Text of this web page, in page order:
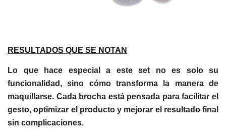
RESULTADOS QUE SE NOTAN
Lo que hace especial a este set no es solo su
funcionalidad, sino cómo transforma la manera de
maquillarse. Cada brocha está pensada para facilitar el
gesto, optimizar el producto y mejorar el resultado final
sin complicaciones.